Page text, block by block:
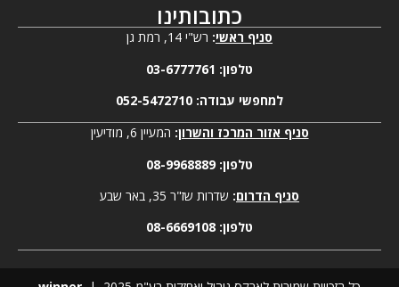
כתובותינו
סניף ראשי: רש"י 14, רמת גן
טלפון: 03-6777761
למחפשי עבודה: 052-5472710
סניף אזור המרכז והשרון: המעיין 6, מודיעין
טלפון: 08-9968889
סניף הדרום: שדרות שז"ר 35, באר שבע
טלפון: 08-6669108